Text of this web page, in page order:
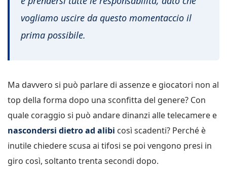
vogliamo uscire da questo momentaccio il
prima possibile.
Ma davvero si può parlare di assenze e giocatori non al
top della forma dopo una sconfitta del genere? Con
quale coraggio si può andare dinanzi alle telecamere e
nascondersi dietro ad alibi così scadenti? Perché è
inutile chiedere scusa ai tifosi se poi vengono presi in
giro così, soltanto trenta secondi dopo.